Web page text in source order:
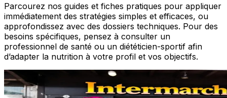
Parcourez nos guides et fiches pratiques pour appliquer
immédiatement des stratégies simples et efficaces, ou
approfondissez avec des dossiers techniques. Pour des
besoins spécifiques, pensez à consulter un
professionnel de santé ou un diététicien-sportif afin
d’adapter la nutrition à votre profil et vos objectifs.